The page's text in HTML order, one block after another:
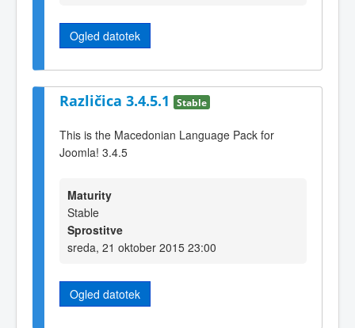
Ogled datotek
Različica 3.4.5.1 Stable
This is the Macedonian Language Pack for
Joomla! 3.4.5
Maturity
Stable
Sprostitve
sreda, 21 oktober 2015 23:00
Ogled datotek